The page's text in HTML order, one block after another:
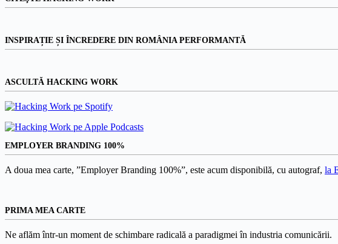
INSPIRAȚIE ȘI ÎNCREDERE DIN ROMÂNIA PERFORMANTĂ
ASCULTĂ HACKING WORK
EMPLOYER BRANDING 100%
A doua mea carte, ”Employer Branding 100%”, este acum disponibilă, cu autograf, la
PRIMA MEA CARTE
Ne aflăm într-un moment de schimbare radicală a paradigmei în industria comunicării.